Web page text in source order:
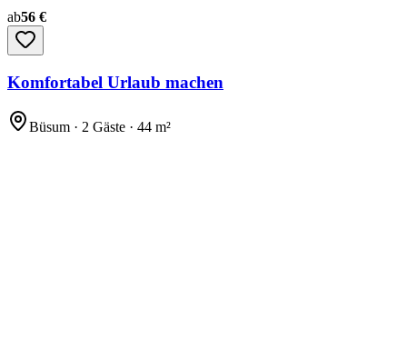
ab56 €
Komfortabel Urlaub machen
Büsum · 2 Gäste · 44 m²